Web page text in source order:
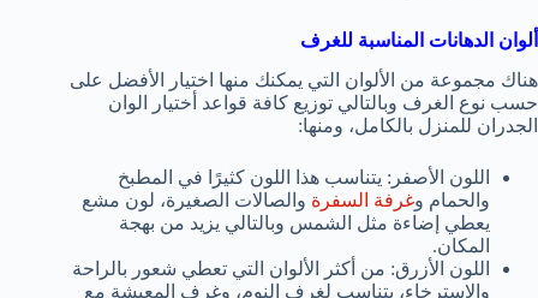
ألوان الدهانات المناسبة للغرف
هناك مجموعة من الألوان التي يمكنك منها اختيار الأفضل على
حسب نوع الغرف وبالتالي توزيع كافة قواعد أختيار الوان
الجدران للمنزل بالكامل، ومنها:
اللون الأصفر: يتناسب هذا اللون كثيرًا في المطبخ
والحمام وغرفة السفرة والصالات الصغيرة، لون مشع
يعطي إضاءة مثل الشمس وبالتالي يزيد من بهجة
المكان.
اللون الأزرق: من أكثر الألوان التي تعطي شعور بالراحة
والاسترخاء، يتناسب لغرف النوم، وغرف المعيشة مع